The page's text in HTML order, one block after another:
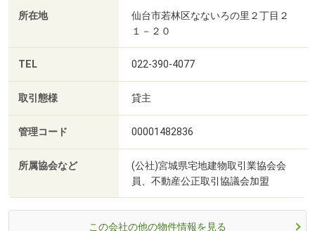
所在地
仙台市若林区なないろの里２丁目２
１－２０
TEL 022-390-4077
取引態様 貸主
管理コード 00001482836
所属協会など
(公社)宮城県宅地建物取引業協会会
員、不動産公正取引協議会加盟
この会社の他の物件情報を見る